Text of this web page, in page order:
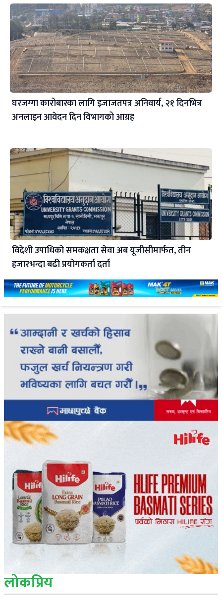
घरजग्गा कारोबारका लागि इजाजतपत्र अनिवार्य, २१ दिनभित्र
अनलाइन आवेदन दिन विभागको आग्रह
विदेशी उपाधिको समकक्षता सेवा अब यूजीसीमार्फत, तीन
हजारभन्दा बढी प्रयोगकर्ता दर्ता
लोकप्रिय